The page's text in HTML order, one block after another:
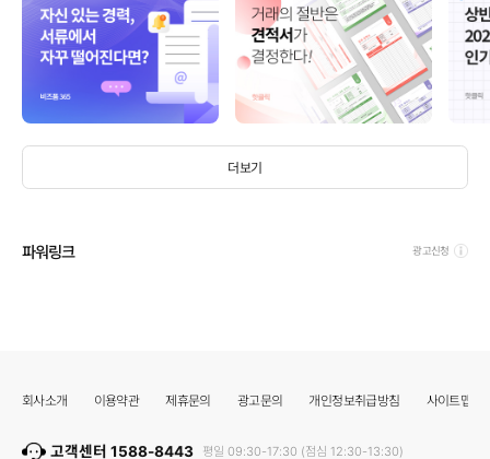
더보기
파워링크 광고신청
회사소개 이용약관 제휴문의 광고문의 개인정보취급방침 사이트맵
고객센터 1588-8443 평일 09:30-17:30 (점심 12:30-13:30)